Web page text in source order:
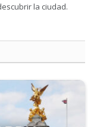
la ciudad.